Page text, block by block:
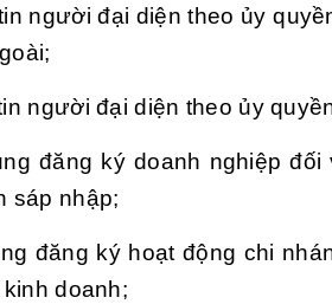
người đại diện theo ủy
người đại diện theo ủy
đăng ký doanh nghiệp đối
sáp nhập;
đăng ký hoạt động chi
doanh;